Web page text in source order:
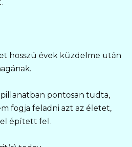
hosszú évek küzdelme után
pillanatban pontosan tudta,
fogja feladni azt az életet,
épített fel.